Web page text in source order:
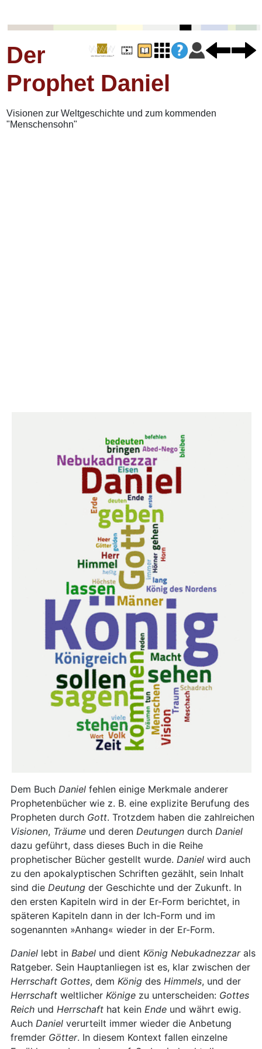
Der
Prophet Daniel
Visionen zur Weltgeschichte und zum kommenden
"Menschensohn"
Dem Buch Daniel fehlen einige Merkmale anderer
Prophetenbücher wie z. B. eine explizite Berufung des
Propheten durch Gott. Trotzdem haben die zahlreichen
Visionen, Träume und deren Deutungen durch Daniel
dazu geführt, dass dieses Buch in die Reihe
prophetischer Bücher gestellt wurde. Daniel wird auch
zu den apokalyptischen Schriften gezählt, sein Inhalt
sind die Deutung der Geschichte und der Zukunft. In
den ersten Kapiteln wird in der Er-Form berichtet, in
späteren Kapiteln dann in der Ich-Form und im
sogenannten »Anhang« wieder in der Er-Form.
Daniel lebt in Babel und dient König Nebukadnezzarals
Ratgeber. Sein Hauptanliegen ist es, klar zwischen der
Herrschaft Gottes, dem König des Himmels, und der
Herrschaft weltlicher Könige zu unterscheiden: Gottes
Reich und Herrschaft hat kein Ende und währt ewig.
Auch Daniel verurteilt immer wieder die Anbetung
fremder Götter. In diesem Kontext fallen einzelne